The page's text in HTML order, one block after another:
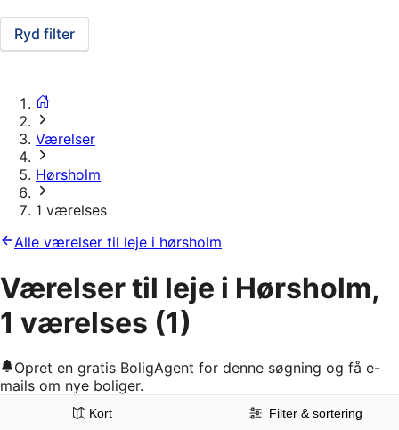
Ryd filter
Værelser
Hørsholm
1 værelses
Alle værelser til leje i hørsholm
Værelser til leje i Hørsholm,
1 værelses (1)
Opret en gratis BoligAgent for denne søgning og få e-
mails om nye boliger.
Kort Filter & sortering